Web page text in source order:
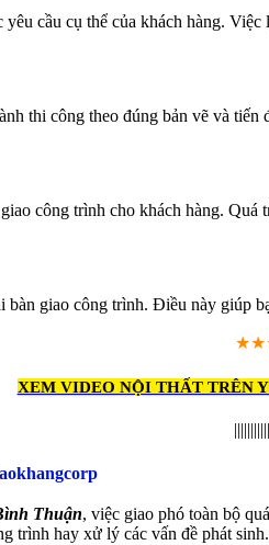
cầu cụ thể của khách hàng.
thi công theo đúng bản vẽ và
công trình cho khách hàng.
giao công trình. Điều này giúp
XEM VIDEO NỘI THẤT TRÊN
Thuận, việc giao phó toàn bộ
trình hay xử lý các vấn đề phát sinh.